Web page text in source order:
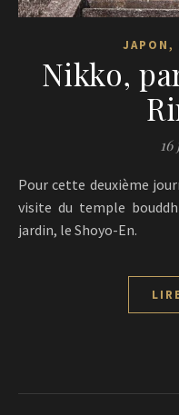
JAPON ,
Nikko,
Pour cette deuxième journée à Nikko, on commence par la
visite du temple
jardin, le Shoyo-En.